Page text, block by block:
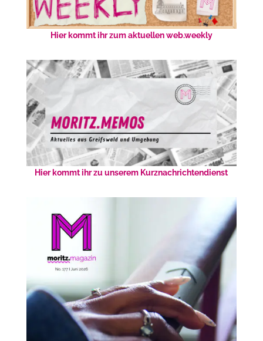
Hier kommt ihr zum aktuellen web.weekly
Hier kommt ihr zu unserem Kurznachrichtendienst